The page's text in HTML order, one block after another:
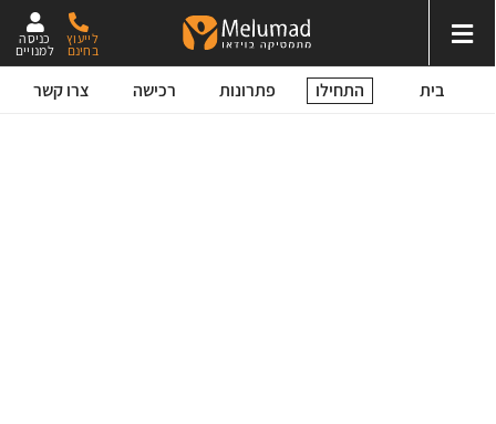
כניסה
למנויים
לייעוץ
בחינם
בית התחילו פתרונות רכישה צרו קשר